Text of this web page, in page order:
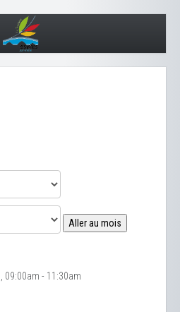
Aller au mois
09:00am - 11:30am